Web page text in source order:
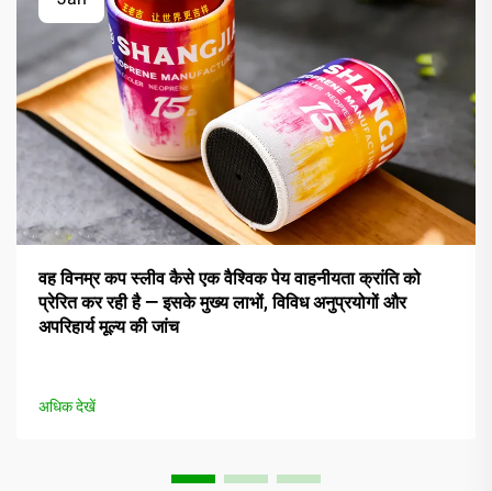
वह विनम्र कप स्लीव कैसे एक वैश्विक पेय वाहनीयता क्रांति को
प्रेरित कर रही है — इसके मुख्य लाभों, विविध अनुप्रयोगों और
अपरिहार्य मूल्य की जांच
अधिक देखें